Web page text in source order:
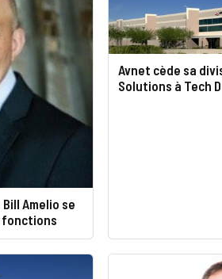
Bill Amelio se
fonctions
Avnet cède sa
Solutions à Tech